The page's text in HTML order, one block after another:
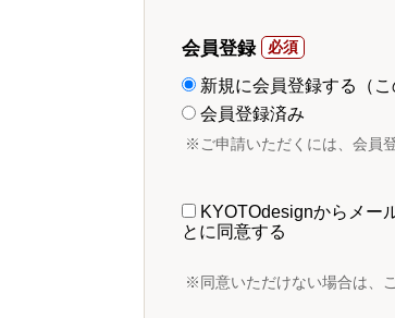
会員登録
新規に会員登録する（
会員登録済み
※ご申請いただくには、会員
KYOTOdesignからメー
とに同意する
※同意いただけない場合は、